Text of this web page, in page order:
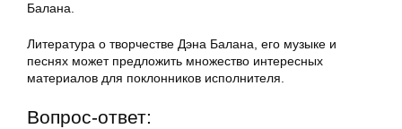
Балана.
Литература о творчестве Дэна Балана, его музыке и
песнях может предложить множество интересных
материалов для поклонников исполнителя.
Вопрос-ответ: